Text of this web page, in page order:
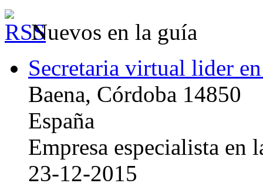
Nuevos en la guía
Secretaria virtual lider
Baena, Córdoba 14850
España
Empresa especialista en
23-12-2015